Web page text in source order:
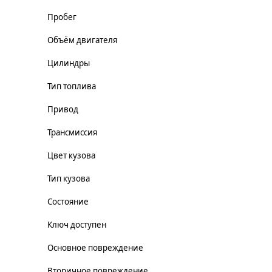
Пробег
Объём двигателя
Цилиндры
Тип топлива
Привод
Трансмиссия
Цвет кузова
Тип кузова
Состояние
Ключ доступен
Основное повреждение